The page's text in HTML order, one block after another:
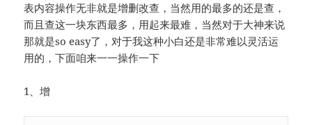
表内容操作无非就是增删改查，当然用的最多的还是查，
而且查这一块东西最多，用起来最难，当然对于大神来说
那就是so easy了，对于我这种小白还是非常难以灵活运
用的，下面咱来一一操作一下
1、增